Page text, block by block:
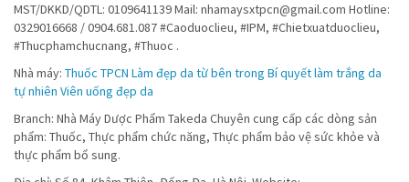
MST/DKKD/QDTL: 0109641139 Mail: nhamaysxtpcn@gmail.com Hotline:
0329016668 / 0904.681.087 #Caoduoclieu, #IPM, #Chietxuatduoclieu,
#Thucphamchucnang, #Thuoc .
Nhà máy: Thuốc TPCN Làm đẹp da từ bên trong Bí quyết làm trắng da
tự nhiên Viên uống đẹp da
Branch: Nhà Máy Dược Phẩm Takeda Chuyên cung cấp các dòng sản
phẩm: Thuốc, Thực phẩm chức năng, Thực phẩm bảo vệ sức khỏe và
thực phẩm bổ sung.